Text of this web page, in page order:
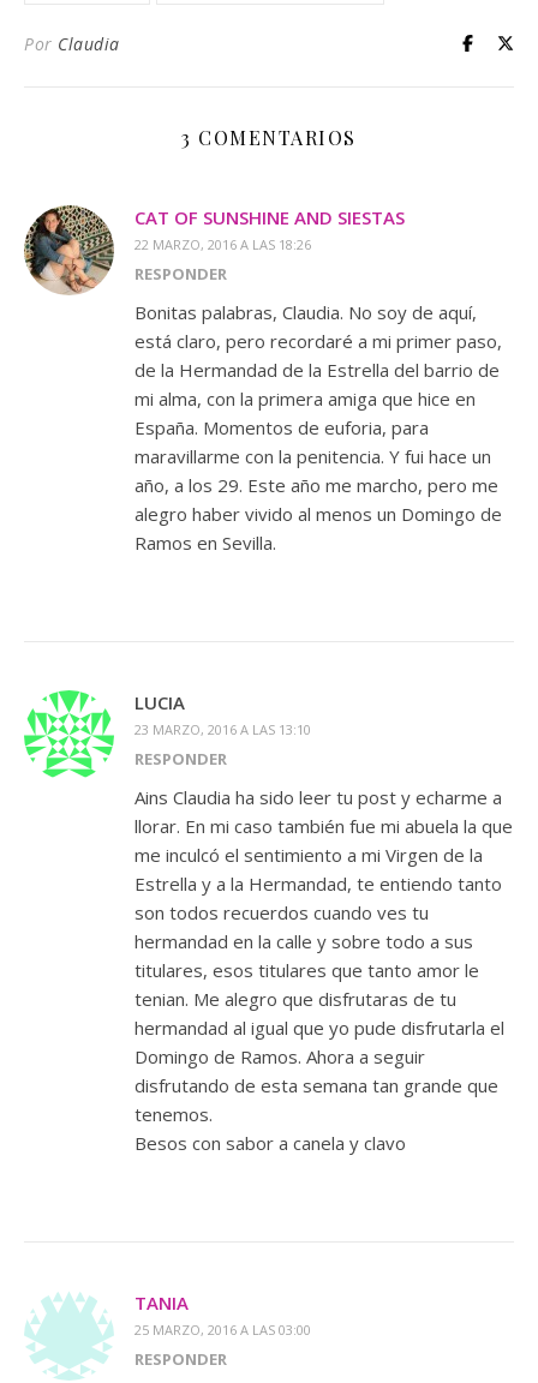
Por Claudia
3 COMENTARIOS
CAT OF SUNSHINE AND SIESTAS
22 MARZO, 2016 A LAS 18:26
RESPONDER
Bonitas palabras, Claudia. No soy de aquí,
está claro, pero recordaré a mi primer paso,
de la Hermandad de la Estrella del barrio de
mi alma, con la primera amiga que hice en
España. Momentos de euforia, para
maravillarme con la penitencia. Y fui hace un
año, a los 29. Este año me marcho, pero me
alegro haber vivido al menos un Domingo de
Ramos en Sevilla.
LUCIA
23 MARZO, 2016 A LAS 13:10
RESPONDER
Ains Claudia ha sido leer tu post y echarme a
llorar. En mi caso también fue mi abuela la que
me inculcó el sentimiento a mi Virgen de la
Estrella y a la Hermandad, te entiendo tanto
son todos recuerdos cuando ves tu
hermandad en la calle y sobre todo a sus
titulares, esos titulares que tanto amor le
tenian. Me alegro que disfrutaras de tu
hermandad al igual que yo pude disfrutarla el
Domingo de Ramos. Ahora a seguir
disfrutando de esta semana tan grande que
tenemos.
Besos con sabor a canela y clavo
TANIA
25 MARZO, 2016 A LAS 03:00
RESPONDER